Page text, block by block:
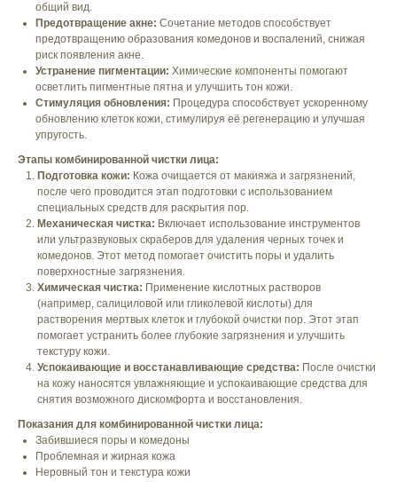
общий вид.
Предотвращение акне: Сочетание методов способствует
предотвращению образования комедонов и воспалений, снижая
риск появления акне.
Устранение пигментации: Химические компоненты помогают
осветлить пигментные пятна и улучшить тон кожи.
Стимуляция обновления: Процедура способствует ускоренному
обновлению клеток кожи, стимулируя её регенерацию и улучшая
упругость.
Этапы комбинированной чистки лица:
Подготовка кожи: Кожа очищается от макияжа и загрязнений,
после чего проводится этап подготовки с использованием
специальных средств для раскрытия пор.
Механическая чистка: Включает использование инструментов
или ультразвуковых скраберов для удаления черных точек и
комедонов. Этот метод помогает очистить поры и удалить
поверхностные загрязнения.
Химическая чистка: Применение кислотных растворов
(например, салициловой или гликолевой кислоты) для
растворения мертвых клеток и глубокой очистки пор. Этот этап
помогает устранить более глубокие загрязнения и улучшить
текстуру кожи.
Успокаивающие и восстанавливающие средства: После очистки
на кожу наносятся увлажняющие и успокаивающие средства для
снятия возможного дискомфорта и восстановления.
Показания для комбинированной чистки лица:
Забившиеся поры и комедоны
Проблемная и жирная кожа
Неровный тон и текстура кожи